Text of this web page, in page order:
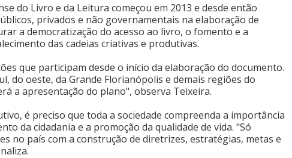
do Livro e da Leitura começou em 2013 e desde então
privados e não governamentais na elaboração de
a democratização do acesso ao livro, o fomento e a
das cadeias criativas e produtivas.
que participam desde o início da elaboração do documento.
do oeste, da Grande Florianópolis e demais regiões do
a apresentação do plano", observa Teixeira.
é preciso que toda a sociedade compreenda a importância
da cidadania e a promoção da qualidade de vida. "Só
no país com a construção de diretrizes, estratégias, metas e